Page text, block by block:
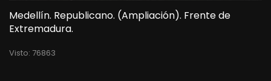
Medellín. Republicano. (Ampliación). Frente de
Extremadura.
Visto: 76863